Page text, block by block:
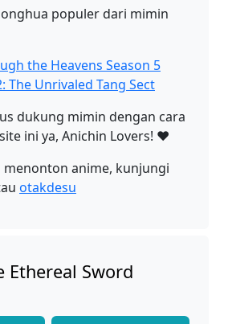
populer dari mimin
the Heavens Season 5
The Unrivaled Tang Sect
dukung mimin dengan cara
ini ya, Anichin Lovers! ❤️
menonton anime, kunjungi
otakdesu
Ethereal Sword